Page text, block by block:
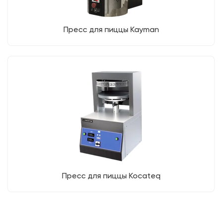
Пресс для пиццы Kayman
Пресс для пиццы Kocateq